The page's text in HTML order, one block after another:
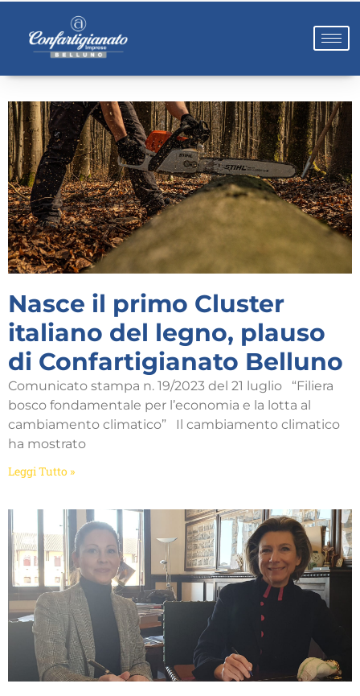
Nasce il primo Cluster
italiano del legno, plauso
di Confartigianato Belluno
Comunicato stampa n. 19/2023 del 21 luglio “Filiera
bosco fondamentale per l’economia e la lotta al
cambiamento climatico” Il cambiamento climatico
ha mostrato
Leggi Tutto »